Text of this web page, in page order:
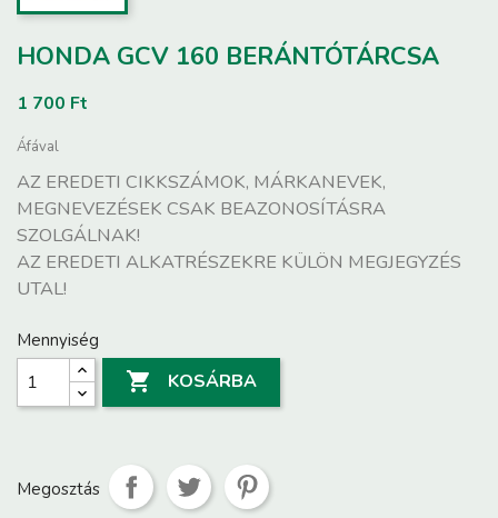
HONDA GCV 160 BERÁNTÓTÁRCSA
1 700 Ft
Áfával
AZ EREDETI CIKKSZÁMOK, MÁRKANEVEK,
MEGNEVEZÉSEK CSAK BEAZONOSÍTÁSRA
SZOLGÁLNAK!
AZ EREDETI ALKATRÉSZEKRE KÜLÖN MEGJEGYZÉS
UTAL!
Mennyiség
 KOSÁRBA
Megosztás